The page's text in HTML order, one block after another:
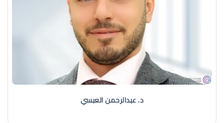
د. عبدالرحمن العبسي